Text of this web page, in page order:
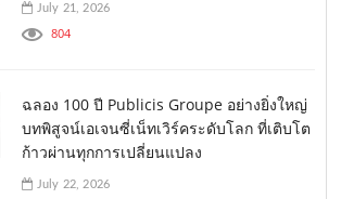
July 21, 2026
804
ฉลอง 100 ปี Publicis Groupe อย่างยิ่งใหญ่
บทพิสูจน์เอเจนซี่เน็ทเวิร์คระดับโลก ที่เติบโต
ก้าวผ่านทุกการเปลี่ยนแปลง
July 22, 2026